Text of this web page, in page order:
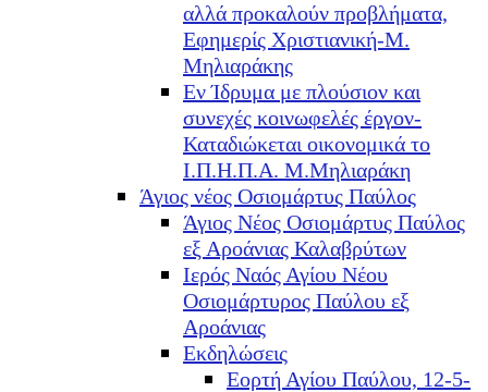
αλλά προκαλούν προβλήματα,
Εφημερίς Χριστιανική-Μ.
Μηλιαράκης
Εν Ίδρυμα με πλούσιον και
συνεχές κοινωφελές έργον-
Καταδιώκεται οικονομικά το
Ι.Π.Η.Π.Α. Μ.Μηλιαράκη
Άγιος νέος Οσιομάρτυς Παύλος
Άγιος Νέος Οσιομάρτυς Παύλος
εξ Αροάνιας Καλαβρύτων
Ιερός Ναός Αγίου Νέου
Οσιομάρτυρος Παύλου εξ
Αροάνιας
Εκδηλώσεις
Εορτή Αγίου Παύλου, 12-5-